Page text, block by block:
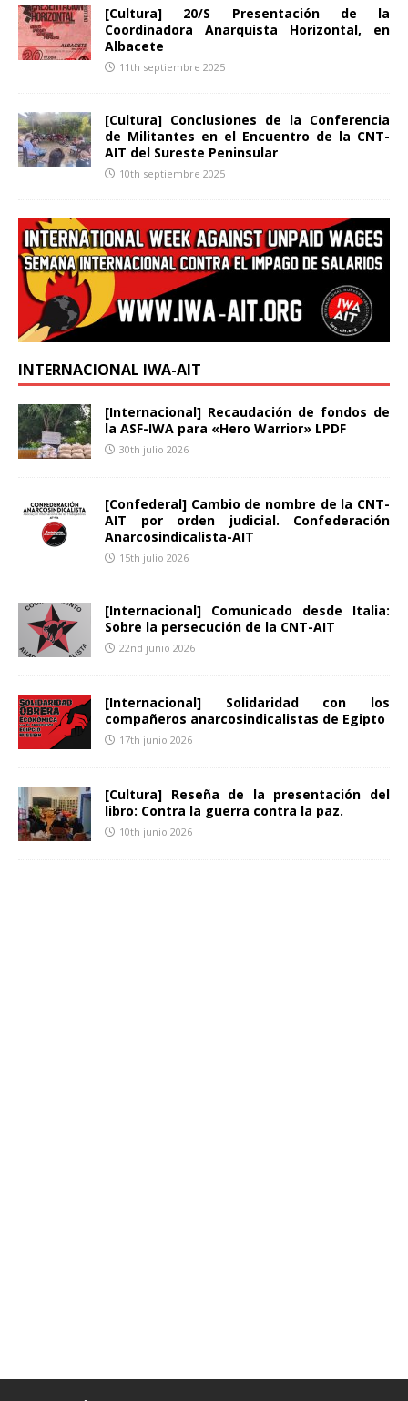
[Cultura] 20/S Presentación de la
Coordinadora Anarquista Horizontal, en
Albacete
11th septiembre 2025
[Cultura] Conclusiones de la Conferencia
de Militantes en el Encuentro de la CNT-
AIT del Sureste Peninsular
10th septiembre 2025
INTERNACIONAL IWA-AIT
[Internacional] Recaudación de fondos de
la ASF-IWA para «Hero Warrior» LPDF
30th julio 2026
[Confederal] Cambio de nombre de la CNT-
AIT por orden judicial. Confederación
Anarcosindicalista-AIT
15th julio 2026
[Internacional] Comunicado desde Italia:
Sobre la persecución de la CNT-AIT
22nd junio 2026
[Internacional] Solidaridad con los
compañeros anarcosindicalistas de Egipto
17th junio 2026
[Cultura] Reseña de la presentación del
libro: Contra la guerra contra la paz.
10th junio 2026